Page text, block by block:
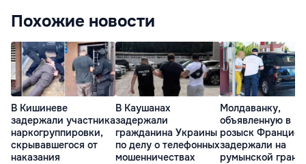
Похожие новости
В Кишиневе
задержали участника
наркогруппировки,
скрывавшегося от
наказания
В Каушанах
задержали
гражданина Украины
по делу о телефонных
мошенничествах
Молдаванку,
объявленную в
розыск
задержали на
румынской